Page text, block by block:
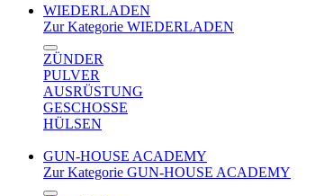
WIEDERLADEN
Zur Kategorie WIEDERLADEN
ZÜNDER
PULVER
AUSRÜSTUNG
GESCHOSSE
HÜLSEN
GUN-HOUSE ACADEMY
Zur Kategorie GUN-HOUSE ACADEMY